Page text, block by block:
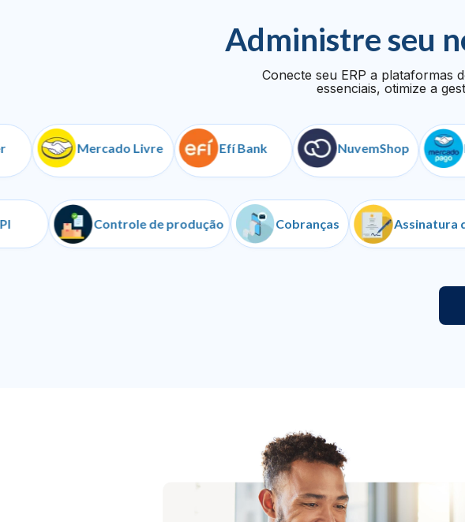
Administre seu
Conecte seu ERP a plataformas
essenciais, otimize a
Mercado Livre Efí Bank NuvemShop
API Controle de produção Cobranças